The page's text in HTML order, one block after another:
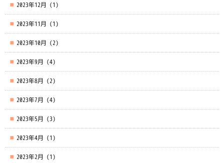
2023年12月 (1)
2023年11月 (1)
2023年10月 (2)
2023年9月 (4)
2023年8月 (2)
2023年7月 (4)
2023年5月 (3)
2023年4月 (1)
2023年2月 (1)